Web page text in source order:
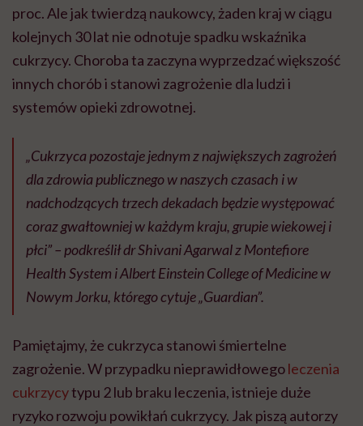
proc. Ale jak twierdzą naukowcy, żaden kraj w ciągu
kolejnych 30 lat nie odnotuje spadku wskaźnika
cukrzycy. Choroba ta zaczyna wyprzedzać większość
innych chorób i stanowi zagrożenie dla ludzi i
systemów opieki zdrowotnej.
„Cukrzyca pozostaje jednym z największych zagrożeń
dla zdrowia publicznego w naszych czasach i w
nadchodzących trzech dekadach będzie występować
coraz gwałtowniej w każdym kraju, grupie wiekowej i
płci” – podkreślił dr Shivani Agarwal z Montefiore
Health System i Albert Einstein College of Medicine w
Nowym Jorku, którego cytuje „Guardian”.
Pamiętajmy, że cukrzyca stanowi śmiertelne
zagrożenie. W przypadku nieprawidłowegoleczenia
cukrzycytypu 2 lub braku leczenia, istnieje duże
ryzyko rozwoju powikłań cukrzycy. Jak piszą autorzy